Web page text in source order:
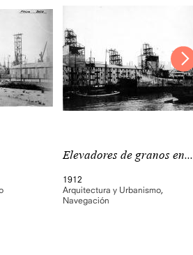
Elevadores de granos en...
1912
Arquitectura y Urbanismo,
Navegación